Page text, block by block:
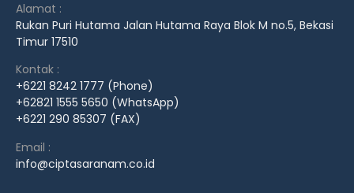
Alamat :
Rukan Puri Hutama Jalan Hutama Raya Blok M no.5, Bekasi
Timur 17510
Kontak :
+6221 8242 1777 (Phone)
+62821 1555 5650 (WhatsApp)
+6221 290 85307 (FAX)
Email :
info@ciptasaranam.co.id